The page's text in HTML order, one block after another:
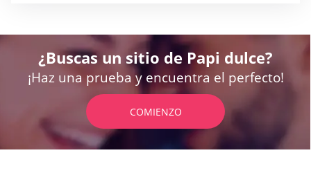
¿Buscas un sitio de Papi dulce?
¡Haz una prueba y encuentra el perfecto!
COMIENZO